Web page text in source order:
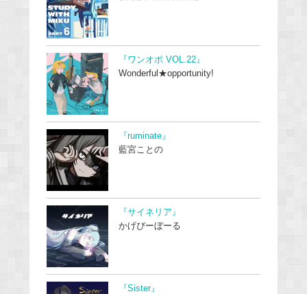
『ワンオポ VOL.22』
Wonderful★opportunity!
『ruminate』
藍宮ことの
『サイネリア』
かげぴーぼーる
『Sister』